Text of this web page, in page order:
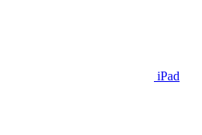
iPad